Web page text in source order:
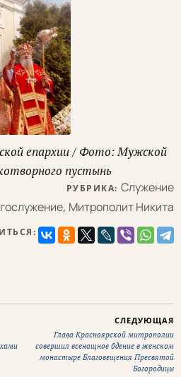
епархии / Фото: Мужской
пустынь
РУБРИКА: Служение
, Митрополит Никита
СЛЕДУЮЩАЯ
Глава Красноярской митрополии
совершил всенощное бдение в женском
монастыре Благовещения Пресвятой
Богородицы